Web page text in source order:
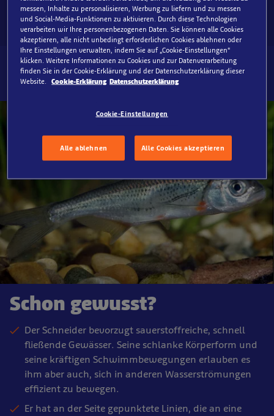
Schon gewusst?
Der Schneider bevorzugt sauerstoffreiche, schnell
fließende Gewässer. Seine schlanke Körperform und
seine kräftigen Schwimmbewegungen erlauben es
ihm aber auch, sich in anderen Wasserströmungen
effizient zu bewegen.
Er hat an der Seite gepunktete Linien, die an eine
messen, Inhalte zu personalisieren, Werbung zu liefern und zu messen
und Social-Media-Funktionen zu aktivieren. Durch diese Technologien
verarbeiten wir Ihre personenbezogenen Daten. Sie können alle Cookies
akzeptieren, alle nicht unbedingt erforderlichen Cookies ablehnen oder
Ihre Einstellungen verwalten, indem Sie auf „Cookie-Einstellungen“
klicken. Weitere Informationen zu Cookies und zur Datenverarbeitung
finden Sie in der Cookie-Erklärung und der Datenschutzerklärung dieser
Website.
Cookie-Erklärung Datenschutzerklärung
Cookie-Einstellungen
Alle ablehnen Alle Cookies akzeptieren